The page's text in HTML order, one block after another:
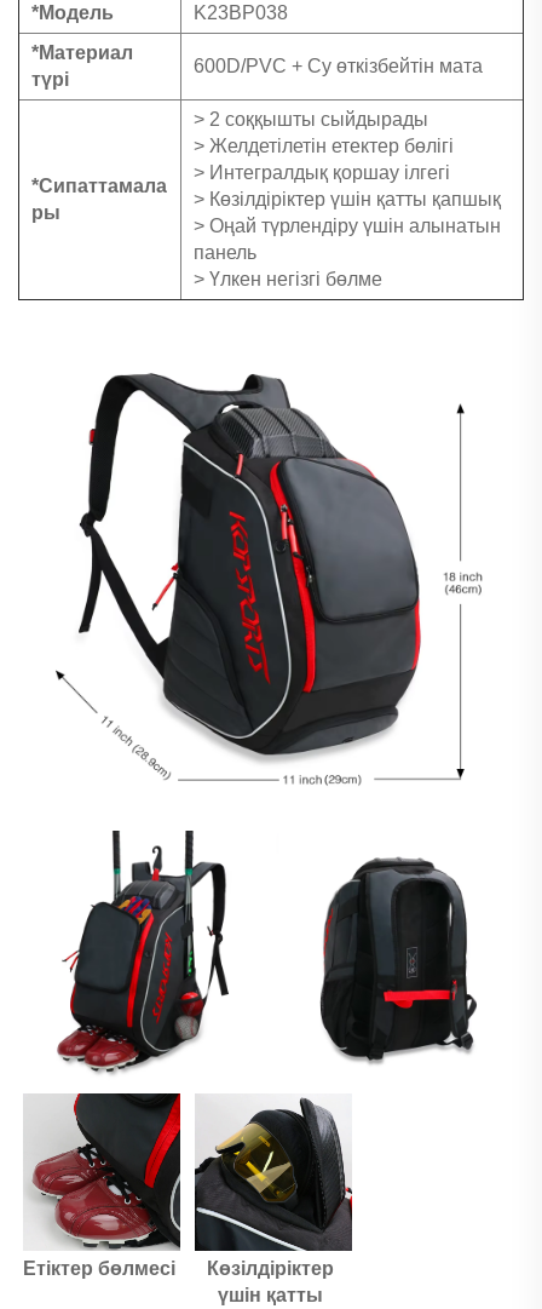
*Модель
K23BP038
*Материал
түрі
600D/PVC + Су өткізбейтін мата
*Сипаттамала
ры
> 2 соққышты сыйдырады
> Желдетілетін етектер бөлігі
> Интегралдық қоршау ілгегі
> Көзілдіріктер үшін қатты қапшық
> Оңай түрлендіру үшін алынатын
панель
> Үлкен негізгі бөлме
Көзілдіріктер
үшін қатты